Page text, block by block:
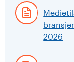
2026